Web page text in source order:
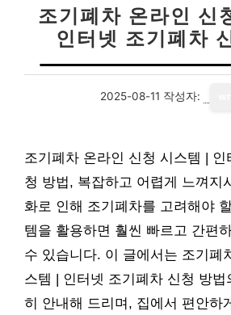
조기폐차 온라인 신
인터넷 조기폐차
2025-08-11 작성자:
조기폐차 온라인 신청 시스템 | 인
청 방법, 복잡하고 어렵게 느껴지
화로 인해 조기폐차를 고려해야
템을 활용하면 훨씬 빠르고 간편
수 있습니다. 이 글에서는 조기폐
스템 | 인터넷 조기폐차 신청 방법
히 안내해 드리며, 집에서 편안하